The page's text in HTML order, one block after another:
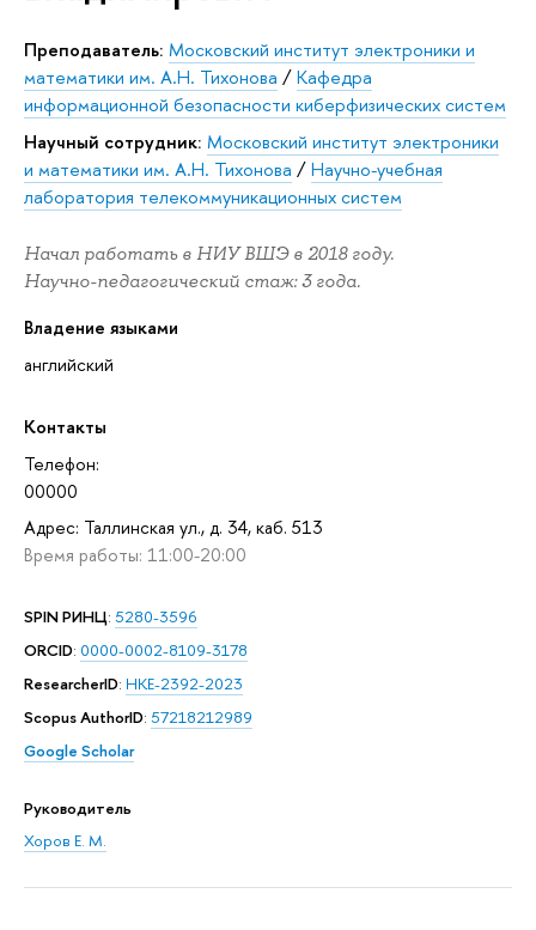
Преподаватель: Московский институт электроники и
математики им. А.Н. Тихонова /Кафедра
информационной безопасности киберфизических систем
Научный сотрудник: Московский институт электроники
и математики им. А.Н. Тихонова /Научно-учебная
лаборатория телекоммуникационных систем
Начал работать в НИУ ВШЭ в 2018 году.
Научно-педагогический стаж: 3 года.
Владение языками
английский
Контакты
Телефон:
00000
Адрес: Таллинская ул., д. 34, каб. 513
Время работы: 11:00-20:00
SPIN РИНЦ: 5280-3596
ORCID: 0000-0002-8109-3178
ResearcherID: HKE-2392-2023
Scopus AuthorID: 57218212989
Google Scholar
Руководитель
Хоров Е. М.